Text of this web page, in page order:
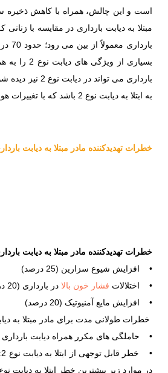
است و این چالش، همراه با کاهش ذخیره
مبتلا به دیابت بارداری در مقایسه با
بارداری معمولاً از بین می رود؛ حدود 70 درصد از خانم ها با تشخیص دیابت بارداری، بعداً در زندگی به خصوص در صورت وجود
بسیاری
بارداری می
به ابتلا به دیابت نوع 2 باشد که با تغییرات هورمونی بارداری خود را نشان می دهد.
خطرات تهدیدکننده مادر مبتلا به دیابت
خطرات تهدیدکننده مادر مبتلا به دیابت
• افزایش شیوع سزارین (25 درصد)
• اختلالات فشار خون بالا در بارداری (20 درصد)
• افزایش مایع آمنیوتیک (20 درصد)
خطرات طولانی مدت برای مادر مبتلا به
• حاملگی های مکرر همراه دیابت بارداری
در موارد زیر بیشترین خطر ابتلا به دیابت نوع 2 وجود دارد: